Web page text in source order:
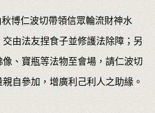
博仁波切帶領信眾輪流財神水
由法友捏食子並修護法除障；另
、寶瓶等法物至會場，請仁波切
自參加，增廣利己利人之助緣。